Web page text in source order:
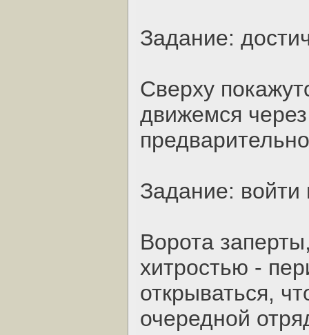
Задание:
Сверху
движемся
Задание: войти
Ворота
хитростью -
открываться,
очередной